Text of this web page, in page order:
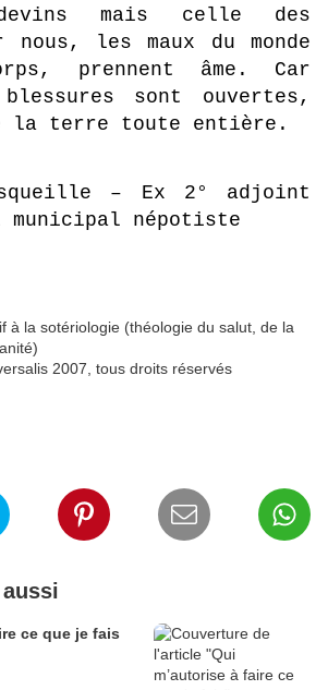
mais celle des
les maux du monde
prennent âme. Car
sont ouvertes,
la terre toute entière.
– Ex 2° adjoint
municipal népotiste
à la sotériologie (théologie du salut, de la
2007, tous droits réservés
ce que je fais